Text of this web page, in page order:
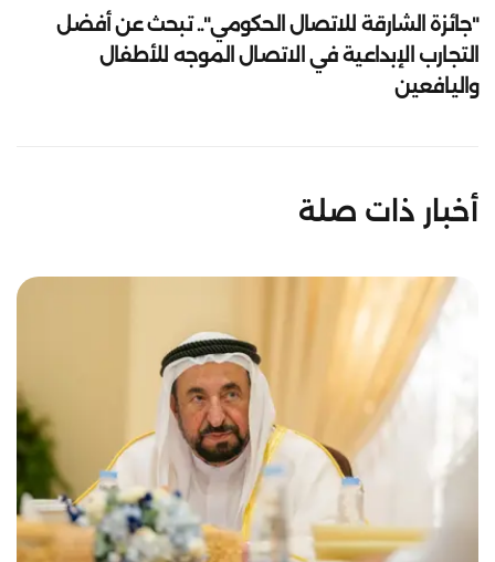
"جائزة الشارقة للاتصال الحكومي".. تبحث عن أفضل
التجارب الإبداعية في الاتصال الموجه للأطفال
واليافعين
أخبار ذات صلة